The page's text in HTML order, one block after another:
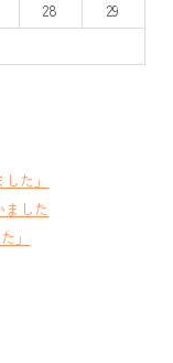
28
29
た」
ました
」